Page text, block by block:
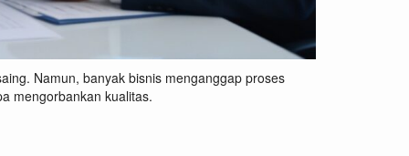
Namun, banyak bisnis menganggap proses
mengorbankan kualitas.